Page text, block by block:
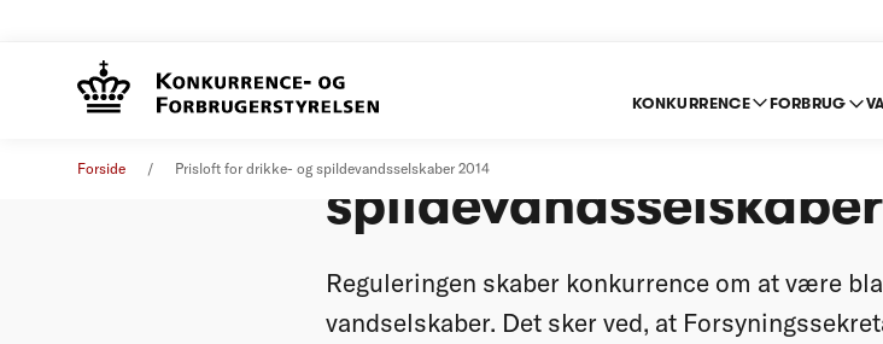
KONKURRENCE FORBRUG
Forside Prisloft for drikke- og spildevandsselskaber 2014
Reguleringen skaber konkurrence om at være
vandselskaber. Det sker ved, at